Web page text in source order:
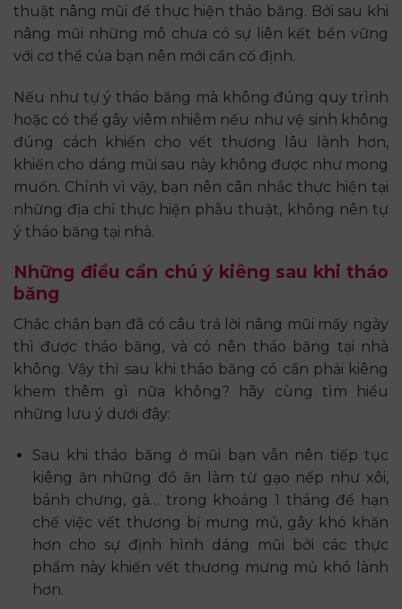
thuật nâng mũi để thực hiện tháo băng. Bởi sau khi
nâng mũi những mô chưa có sự liên kết bền vững
với cơ thể của bạn nên mới cần cố định.
Nếu như tự ý tháo băng mà không đúng quy trình
hoặc có thể gây viêm nhiễm nếu như vệ sinh không
đúng cách khiến cho vết thương lâu lành hơn,
khiến cho dáng mũi sau này không được như mong
muốn. Chính vì vậy, bạn nên cân nhắc thực hiện tại
những địa chỉ thực hiện phẫu thuật, không nên tự
ý tháo băng tại nhà.
Những điều cần chú ý kiêng sau khi tháo
băng
Chắc chắn bạn đã có câu trả lời nâng mũi mấy ngày
thì được tháo băng, và có nên tháo băng tại nhà
không. Vậy thì sau khi tháo băng có cần phải kiêng
khem thêm gì nữa không? hãy cùng tìm hiểu
những lưu ý dưới đây:
Sau khi tháo băng ở mũi bạn vẫn nên tiếp tục
kiêng ăn những đồ ăn làm từ gạo nếp như xôi,
bánh chưng, gà… trong khoảng 1 tháng để hạn
chế việc vết thương bị mưng mủ, gây khó khăn
hơn cho sự định hình dáng mũi bởi các thực
phẩm này khiến vết thương mưng mủ khó lành
hơn.